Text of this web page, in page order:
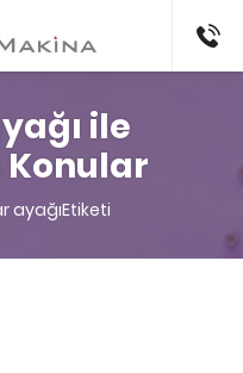
ile
Konular
ayağıEtiketi